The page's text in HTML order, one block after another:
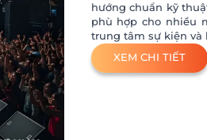
hướng chuẩn kỹ
phù hợp cho nhiều
trung tâm sự kiện và
XEM CHI TIẾT